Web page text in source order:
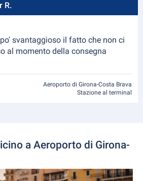
R.
svantaggioso il fatto che non ci
al momento della consegna
Aeroporto di Girona-Costa Brava
Stazione al terminal
a Aeroporto di Girona-